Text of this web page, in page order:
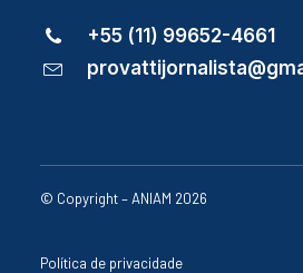
+55 (11) 99652-4661
© Copyright – ANIAM 2026
Política de privacidade